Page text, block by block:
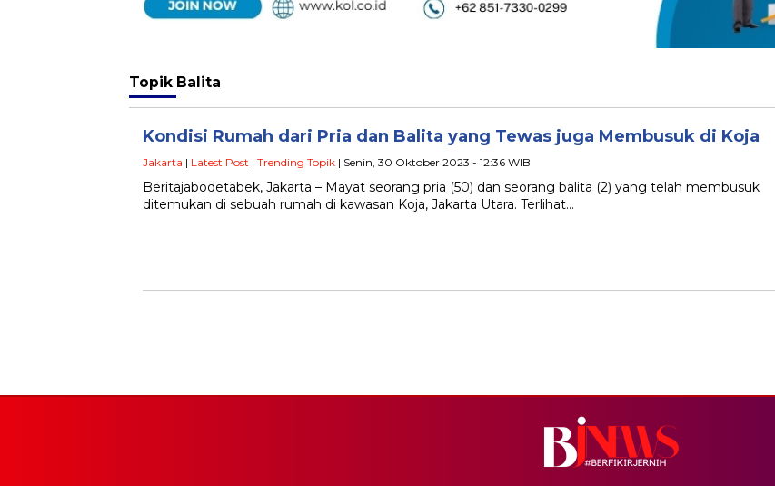
Topik Balita
Kondisi Rumah dari Pria dan Balita yang Tewas juga Membusuk di Koja
Jakarta | Latest Post | Trending Topik | Senin, 30 Oktober 2023 - 12:36 WIB
Beritajabodetabek, Jakarta – Mayat seorang pria (50) dan seorang balita (2) yang telah membusuk
ditemukan di sebuah rumah di kawasan Koja, Jakarta Utara. Terlihat…